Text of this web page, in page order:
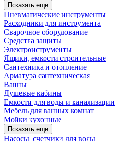
Показать еще
Пневматические инструменты
Расходники для инструмента
Сварочное оборудование
Средства защиты
Электроиструменты
Ящики, емкости строительные
Сантехника и отопление
Арматура сантехническая
Ванны
Душевые кабины
Емкости для воды и канализации
Мебель для ванных комнат
Мойки кухонные
Показать еще
Насосы, счетчики для воды